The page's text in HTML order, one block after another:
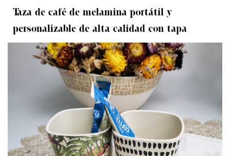
Taza de café de melamina portátil y
personalizable de alta calidad con tapa